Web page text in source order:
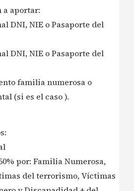
a aportar:
DNI, NIE o Pasaporte del
DNI, NIE o Pasaporte del
familia numerosa o
(si es el caso ).
por: Familia Numerosa,
del terrorismo, Víctimas